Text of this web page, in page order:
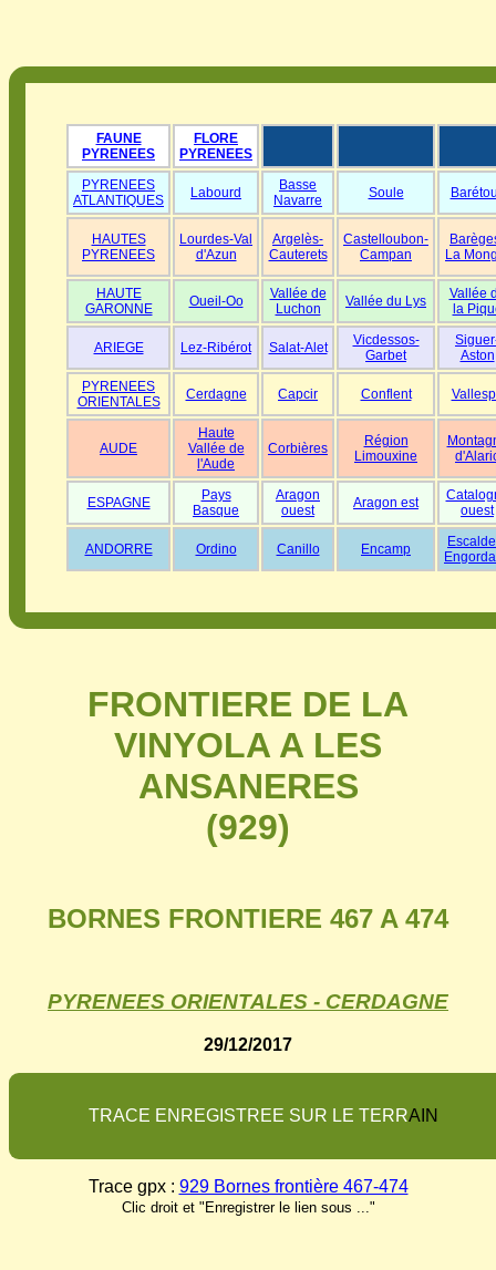
FAUNE
PYRENEES
FLORE
PYRENEES
PYRENEES
ATLANTIQUES
Labourd
Basse
Navarre
Soule
HAUTES
PYRENEES
Lourdes-Val
d'Azun
Argelès-
Cauterets
Castelloubon-
Campan
La
HAUTE
GARONNE
Oueil-Oo
Vallée de
Luchon
Vallée du Lys
Vallée
la
ARIEGE Lez-Ribérot Salat-Alet
Vicdessos-
Garbet
Aston
PYRENEES
ORIENTALES
Cerdagne Capcir Conflent
AUDE
Haute
Vallée de
l'Aude
Corbières
Région
Limouxine
ESPAGNE
Pays
Basque
Aragon
ouest
Aragon est
ouest
ANDORRE Ordino Canillo Encamp
FRONTIERE DE LA
VINYOLA A LES
ANSANERES
(929)
BORNES FRONTIERE 467 A 474
PYRENEES ORIENTALES - CERDAGNE
29/12/2017
TRACE EN REG STREE SUR LE TERRA N
Trace gpx : 929 Bornes frontière 467-474
Clic droit et "Enregistrer le lien sous ..."